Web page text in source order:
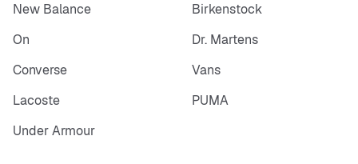
Wasmachinebestendig
New Balance
Birkenstock
On
Dr. Martens
Converse
Vans
Lacoste
PUMA
Under Armour